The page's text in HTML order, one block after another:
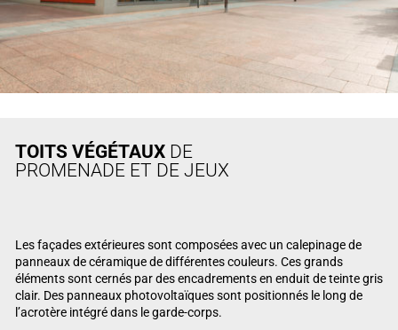
TOITS VÉGÉTAUX DE
PROMENADE ET DE JEUX
Les façades extérieures sont composées avec un calepinage de
panneaux de céramique de différentes couleurs. Ces grands
éléments sont cernés par des encadrements en enduit de teinte gris
clair. Des panneaux photovoltaïques sont positionnés le long de
l’acrotère intégré dans le garde-corps.